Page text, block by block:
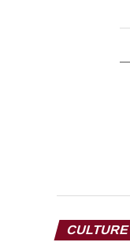
CULTURE